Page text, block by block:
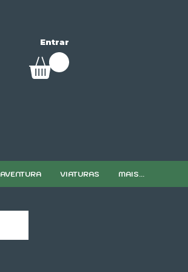
Entrar
AVENTURA VIATURAS MAIS...